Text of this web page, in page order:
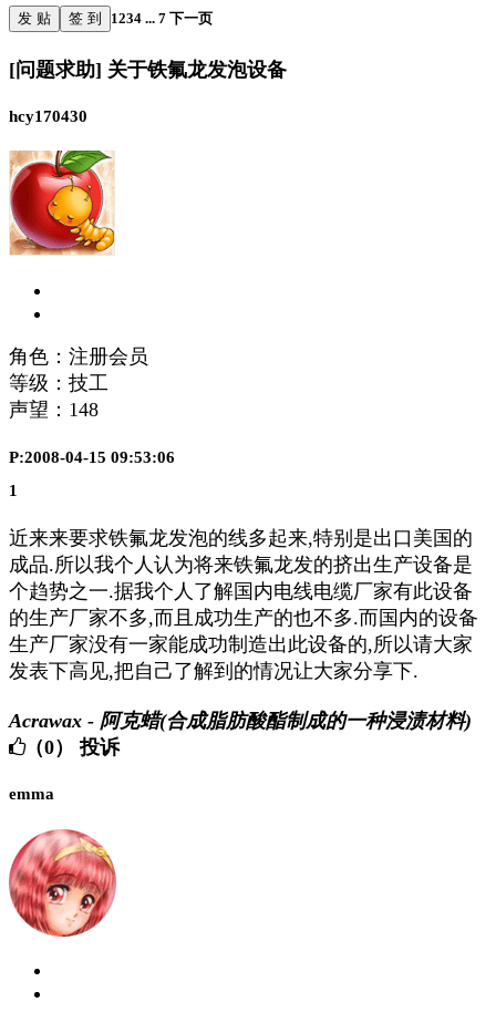
发 贴 签 到 1234 ... 7 下一页
[问题求助] 关于铁氟龙发泡设备
hcy170430
角色：注册会员
等级：技工
声望： 148
P:2008-04-15 09:53:06
1
近来来要求铁氟龙发泡的线多起来,特别是出口美国的
成品.所以我个人认为将来铁氟龙发的挤出生产设备是
个趋势之一.据我个人了解国内电线电缆厂家有此设备
的生产厂家不多,而且成功生产的也不多.而国内的设备
生产厂家没有一家能成功制造出此设备的,所以请大家
发表下高见,把自己了解到的情况让大家分享下.
Acrawax - 阿克蜡(合成脂肪酸酯制成的一种浸渍材料)
（0）
投诉
emma